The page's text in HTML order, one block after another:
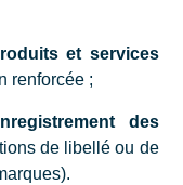
et services
renforcée ;
des
de libellé ou de